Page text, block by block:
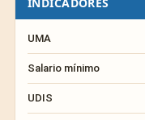
UMA
Salario mínimo
UDIS